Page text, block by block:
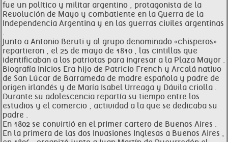
fue un político y militar argentino , protagonista de la
Revolución de Mayo y combatiente en la Guerra de la
Independencia Argentina y en las guerras civiles argentinas
.
Junto a Antonio Beruti y al grupo denominado «chisperos»
repartieron , el 25 de mayo de 1810 , las cintillas que
identificaban a los patriotas para ingresar a la Plaza Mayor .
Biografía Inicios Era hijo de Patricio French y Arcalá nativo
de San Lúcar de Barrameda de madre española y padre de
origen irlandés y de María Isabel Urreaga y Dávila criolla .
Durante su adolescencia repartía su tiempo entre los
estudios y el comercio , actividad a la que se dedicaba su
padre .
En 1802 se convirtió en el primer cartero de Buenos Aires .
En la primera de las dos Invasiones Inglesas a Buenos Aires ,